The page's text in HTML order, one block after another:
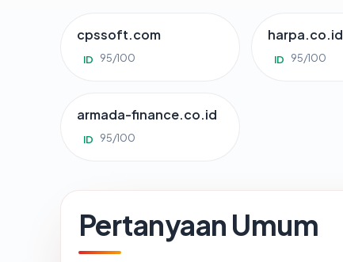
cpssoft.com
ID 95/100
harpa.co.id
ID 95/100
armada-finance.co.id
ID 95/100
Pertanyaan Umum